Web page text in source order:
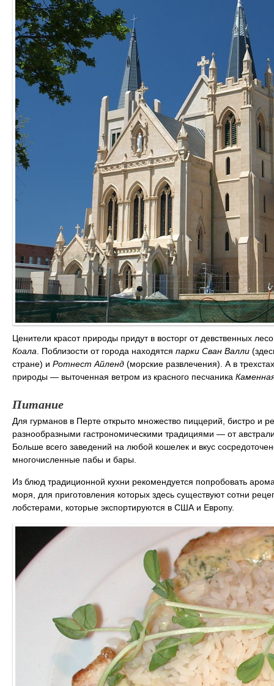
Ценители красот природы придут в восторг от девственных
Коала . Поблизости от города находятся парки Сван Валли
стране) и Ротнест Айленд (морские развлечения). А в
природы — выточенная ветром из красного песчаника
Питание
Для гурманов в Перте открыто множество пиццерий, бистро и
разнообразными гастрономическими традициями — от
Больше всего заведений на любой кошелек и вкус
многочисленные пабы и бары.
Из блюд традиционной кухни рекомендуется попробовать
моря, для приготовления которых здесь существуют сотни
лобстерами, которые экспортируются в США и Европу.